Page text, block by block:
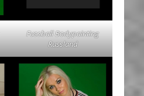
Fussball Bodypainting
Russland